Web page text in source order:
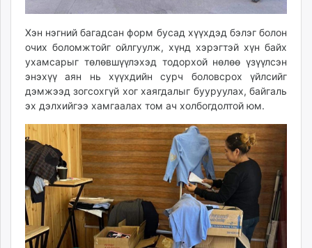
Хэн нэгний багадсан форм бусад хүүхдэд бэлэг болон
очих боломжтойг ойлгуулж, хүнд хэрэгтэй хүн байх
ухамсарыг төлөвшүүлэхэд тодорхой нөлөө үзүүлсэн
энэхүү аян нь хүүхдийн сурч боловсрох үйлсийг
дэмжээд зогсохгүй хог хаягдалыг бууруулах, байгаль
эх дэлхийгээ хамгаалах том ач холбогдолтой юм.